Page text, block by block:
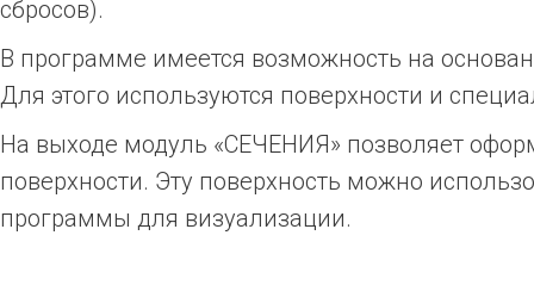
сбросов).
В программе имеется возможность на
Для этого используются поверхности и
На выходе модуль «СЕЧЕНИЯ» позволяет
поверхности. Эту поверхность можно
программы для визуализации.